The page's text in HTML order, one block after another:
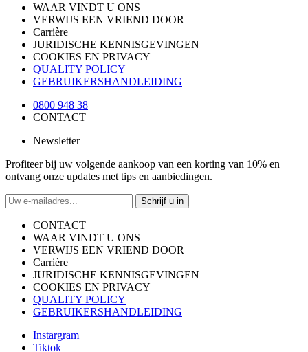
WAAR VINDT U ONS
VERWIJS EEN VRIEND DOOR
Carrière
JURIDISCHE KENNISGEVINGEN
COOKIES EN PRIVACY
QUALITY POLICY
GEBRUIKERSHANDLEIDING
0800 948 38
CONTACT
Newsletter
Profiteer bij uw volgende aankoop van een korting van 10% en
ontvang onze updates met tips en aanbiedingen.
Schrijf u in
CONTACT
WAAR VINDT U ONS
VERWIJS EEN VRIEND DOOR
Carrière
JURIDISCHE KENNISGEVINGEN
COOKIES EN PRIVACY
QUALITY POLICY
GEBRUIKERSHANDLEIDING
Instargram
Tiktok